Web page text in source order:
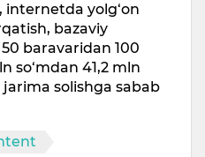
internetda yolg‘on
bazaviy
baravaridan 100
so‘mdan 41,2 mln
solishga sabab